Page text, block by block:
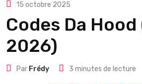
15 octobre 2025
Codes Da
2026)
Par Frédy 3 minutes de lecture